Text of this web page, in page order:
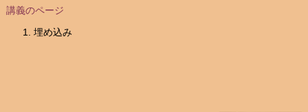
講義のページ
埋め込み